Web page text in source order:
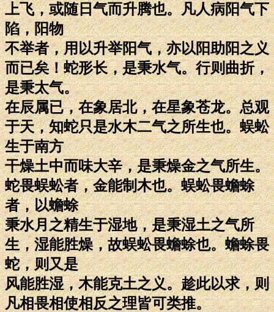
上飞，或随日气而升腾也。凡人病阳气下
陷，阳物
不举者，用以升举阳气，亦以阳助阳之义
而已矣！蛇形长，是秉水气。行则曲折，
是秉太气。
在辰属已，在象居北，在星象苍龙。总观
于天，知蛇只是水木二气之所生也。蜈蚣
生于南方
干燥土中而味大辛，是秉燥金之气所生。
蛇畏蜈蚣者，金能制木也。蜈蚣畏蟾蜍
者，以蟾蜍
秉水月之精生于湿地，是秉湿土之气所
生，湿能胜燥，故蜈蚣畏蟾蜍也。蟾蜍畏
蛇，则又是
风能胜湿，木能克土之义。趁此以求，则
凡相畏相使相反之理皆可类推。